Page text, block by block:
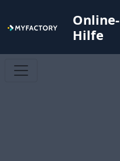
Online-
Hilfe